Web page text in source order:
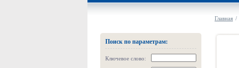
Поиск по параметрам:
Ключевое слово:
Главная /